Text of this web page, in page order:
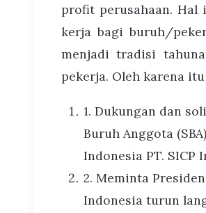
profit perusahaan. Hal
kerja bagi buruh/
menjadi tradisi
pekerja. Oleh karena
1. Dukungan dan
Buruh Anggota
Indonesia PT. SICP
2. Meminta
Indonesia turun